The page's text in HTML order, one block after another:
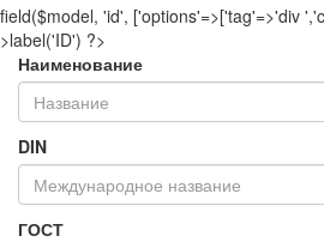
field($model, 'id', ['options'=>['tag'=>'div
>label('ID') ?>
Наименование
DIN
ГОСТ